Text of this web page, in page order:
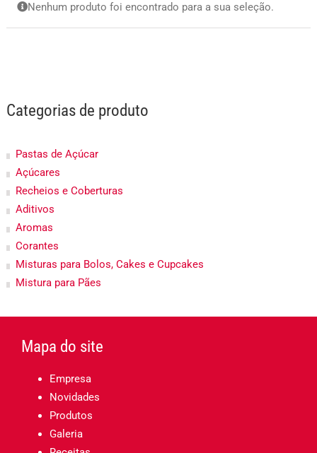
Nenhum produto foi encontrado para a sua seleção.
Categorias de produto
Pastas de Açúcar
Açúcares
Recheios e Coberturas
Aditivos
Aromas
Corantes
Misturas para Bolos, Cakes e Cupcakes
Mistura para Pães
Mapa do site
Empresa
Novidades
Produtos
Galeria